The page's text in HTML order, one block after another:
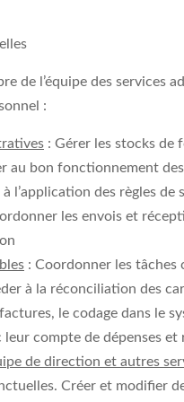
de l’équipe des services
:
: Gérer les stocks
au bon fonctionnement
l’application des règles
les envois et
: Coordonner les tâches
à la réconciliation des
le codage dans le
leur compte de dépenses
de direction et autres
Créer et modifier